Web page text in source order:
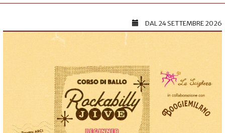
DAL24 SETTEMBRE 2026